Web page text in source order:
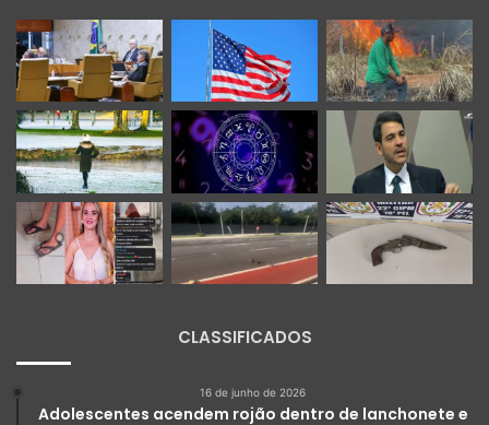
CLASSIFICADOS
16 de junho de 2026
Adolescentes acendem rojão dentro de lanchonete e